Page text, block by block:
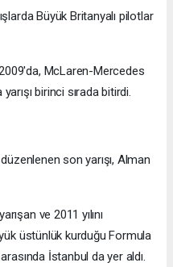
Büyük Britanyalı pilotlar
McLaren-Mercedes
birinci sırada bitirdi.
son yarışı, Alman
ve 2011 yılını
üstünlük kurduğu Formula
İstanbul da yer aldı.